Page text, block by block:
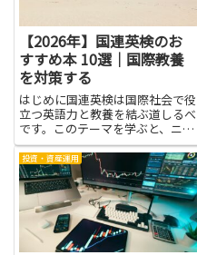
【2026年】国連英検のお
すすめ本 10選｜国際教養
を対策する
はじめに国連英検は国際社会で役
立つ英語力と教養を結ぶ道しるべ
です。このテーマを学ぶと、ニュ
ースや資料の読み方が分かりやす
くなり、海外の人と話すときにも
自信を持てます。国連英検の本や
教材を使えば、英語表現の幅だけ
でなく、世界のしくみや異文化
の...
投資・資産運用